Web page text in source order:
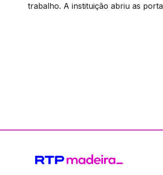
trabalho. A instituição abriu as